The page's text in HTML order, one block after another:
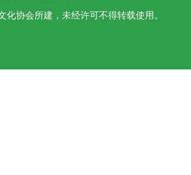
会所建，未经许可不得转载使用。